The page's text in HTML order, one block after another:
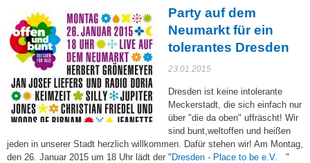
Party auf dem
Neumarkt für ein
tolerantes Dresden
23.01.2015
Dresden ist keine intolerante
Meckerstadt, die sich einfach nur
über "die da oben" uffräscht! Wir
sind bunt,weltoffen und heißen
jeden in unserer Stadt herzlich willkommen. Dafür stehen wir! Am Montag,
den 26. Januar 2015 um 18 Uhr lädt der "Dresden - Place to be e.V.
(link"